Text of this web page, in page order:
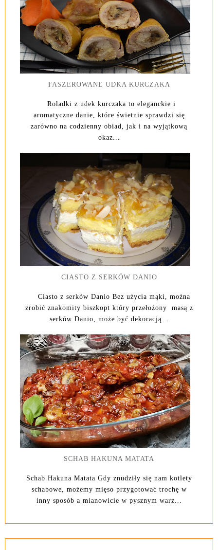
FASZEROWANE UDKA KURCZAKA
Roladki z udek kurczaka to eleganckie i
aromatyczne danie, które świetnie sprawdzi się
zarówno na codzienny obiad, jak i na wyjątkową
okaz...
CIASTO Z SERKÓW DANIO
Ciasto z serków Danio Bez użycia mąki, można
zrobić znakomity biszkopt który przełożony masą z
serków Danio, może być dekoracją...
SCHAB HAKUNA MATATA
Schab Hakuna Matata Gdy znudziły się nam kotlety
schabowe, możemy mięso przygotować trochę w
inny sposób a mianowicie w pysznym warz...